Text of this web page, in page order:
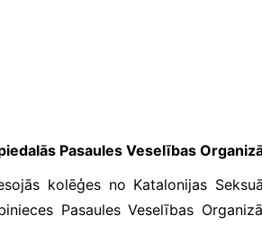
Pasaules Veselības
kolēģes no Katalonijas
Pasaules Veselības